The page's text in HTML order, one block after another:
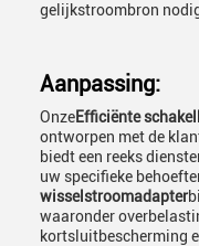
gelijkstroombron
Aanpassing:
OnzeEfficiënte
ontworpen met de
biedt een reeks
uw specifieke
wisselstroomadapter
waaronder
kortsluitbescherming